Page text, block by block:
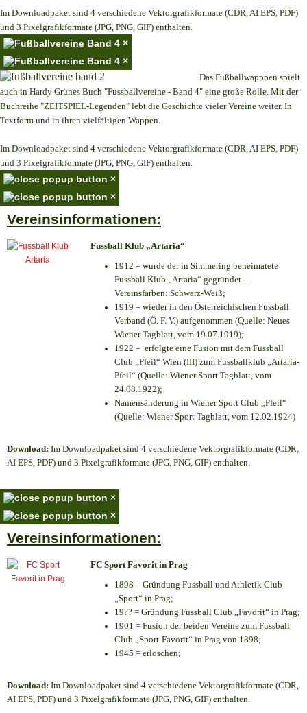
Im Downloadpaket sind 4 verschiedene Vektorgrafikformate (CDR, AI EPS, PDF)
und 3 Pixelgrafikformate (JPG, PNG, GIF) enthalten.
×
×
Das Fußballwapppen spielt
auch in Hardy Grünes Buch "Fussballvereine - Band 4" eine große Rolle. Mit der
Buchreihe "ZEITSPIEL-Legenden" lebt die Geschichte vieler Vereine weiter. In
Textform und in ihren vielfältigen Wappen.
Im Downloadpaket sind 4 verschiedene Vektorgrafikformate (CDR, AI EPS, PDF)
und 3 Pixelgrafikformate (JPG, PNG, GIF) enthalten.
×
×
Vereinsinformationen:
Fussball Klub „Artaria“
1912 – wurde der in Simmering beheimatete
Fussball Klub „Artaria“ gegründet –
Vereinsfarben: Schwarz-Weiß;
1919 – wieder in den Österreichischen Fussball
Verband (Ö. F. V.) aufgenommen (Quelle: Neues
Wiener Tagblatt, vom 19.07.1919);
1922 – erfolgte eine Fusion mit dem Fussball
Club „Pfeil“ Wien (III) zum Fussballklub „Artaria-
Pfeil“ (Quelle: Wiener Sport Tagblatt, vom
24.08.1922);
Namensänderung in Wiener Sport Club „Pfeil“
(Quelle: Wiener Sport Tagblatt, vom 12.02.1924)
Download: Im Downloadpaket sind 4 verschiedene Vektorgrafikformate (CDR,
AI EPS, PDF) und 3 Pixelgrafikformate (JPG, PNG, GIF) enthalten.
×
×
Vereinsinformationen:
FC Sport Favorit in Prag
1898 = Gründung Fussball und Athletik Club
„Sport“ in Prag;
19?? = Gründung Fussball Club „Favorit“ in Prag;
1901 = Fusion der beiden Vereine zum Fussball
Club „Sport-Favorit“ in Prag von 1898;
1945 = erloschen;
Download: Im Downloadpaket sind 4 verschiedene Vektorgrafikformate (CDR,
AI EPS, PDF) und 3 Pixelgrafikformate (JPG, PNG, GIF) enthalten.